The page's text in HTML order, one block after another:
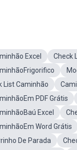
Excel Check
List Caminhão
PDF Grátis
Excel
Word Grátis
De Parada